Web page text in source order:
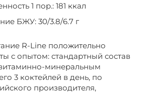
1 пор.: 181 ккал
БЖУ: 30/3.8/6.7 г
R-Line положительно
с опытом: стандартный состав
минеральным
3 коктейлей в день, по
производителя,